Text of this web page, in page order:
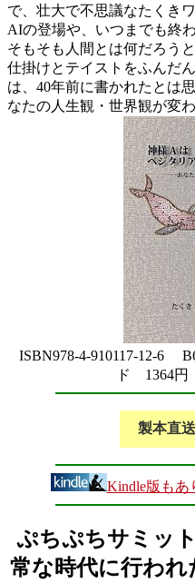
で、壮大で不思議なたくき
AIの登場や、いつまでも終
そもそも人間とは何だろう
仕掛けとテイストをふんだ
は、40年前に書かれたとは
なたの人生観・世界観が変
ISBN978-4-910117-12-6
ド 1364円
製本直
Kindle版も
ぷちぷちサミッ
常な時代に行われ